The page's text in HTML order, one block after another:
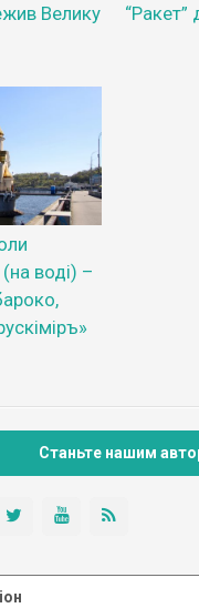
Велику
“Ракет”
воді) –
Станьте нашим